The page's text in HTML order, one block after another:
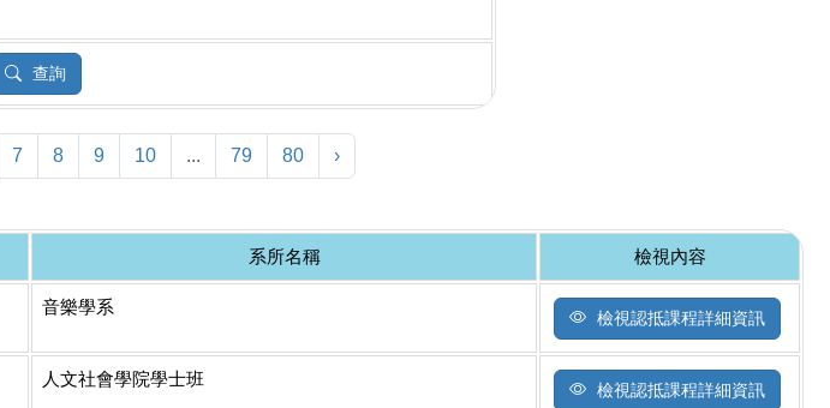
查詢
7 8 9 10 ... 79 80 ›
系所名稱 檢視內容
音樂學系
檢視認抵課程詳細資訊
人文社會學院學士班
檢視認抵課程詳細資訊